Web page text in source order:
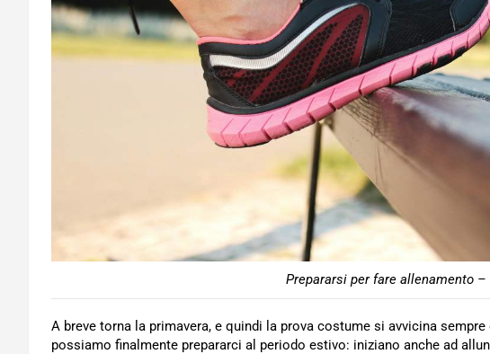
Prepararsi per fare allenamento –
A breve torna la primavera, e quindi la prova costume si avvicina
possiamo finalmente prepararci al periodo estivo: iniziano anche ad